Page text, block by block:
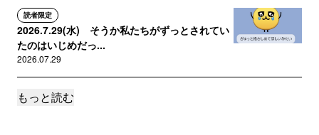
読者限定
2026.7.29(水) そうか私たちがずっとされてい
たのはいじめだっ...
2026.07.29
読者限定
もっと読む